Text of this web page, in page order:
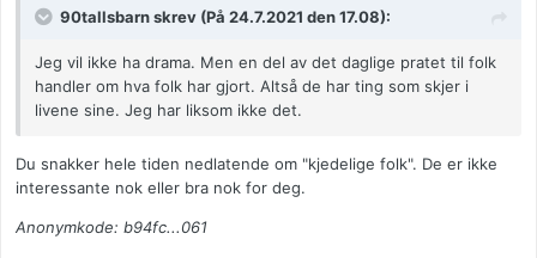
90tallsbarn skrev (På 24.7.2021 den 17.08):
Jeg vil ikke ha drama. Men en del av det daglige pratet til folk
handler om hva folk har gjort. Altså de har ting som skjer i
livene sine. Jeg har liksom ikke det.
Du snakker hele tiden nedlatende om "kjedelige folk". De er ikke
interessante nok eller bra nok for deg.
Anonymkode: b94fc...061